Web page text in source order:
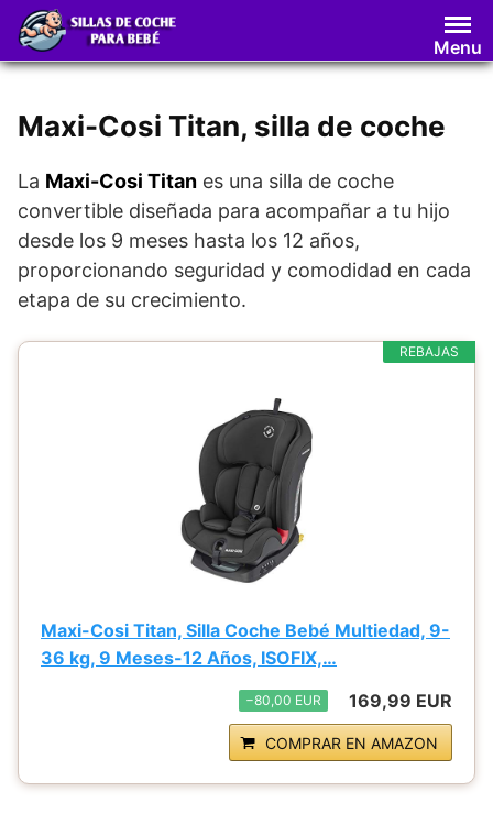
Saltar
contenido
Menu
Maxi-Cosi Titan, silla de coche
La Maxi-Cosi Titan es una silla de coche
convertible diseñada para acompañar a tu hijo
desde los 9 meses hasta los 12 años,
proporcionando seguridad y comodidad en cada
etapa de su crecimiento.
REBAJAS
Maxi-Cosi Titan, Silla Coche Bebé Multiedad, 9-
36 kg, 9 Meses-12 Años, ISOFIX,…
−80,00 EUR 169,99 EUR
COMPRAR EN AMAZON